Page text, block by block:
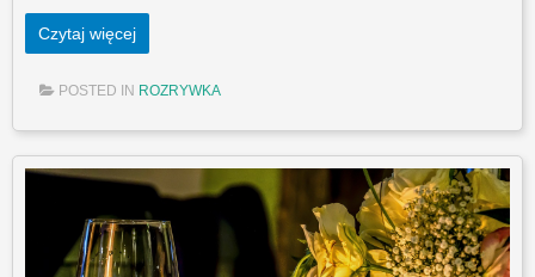
Czytaj więcej
POSTED IN ROZRYWKA